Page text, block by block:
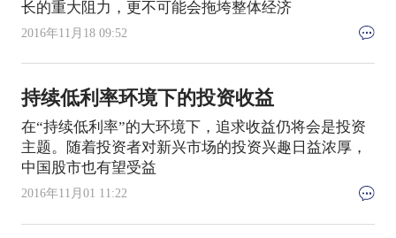
长的重大阻力，更不可能会拖垮整体经济
2016年11月18 09:52
持续低利率环境下的投资收益
在“持续低利率”的大环境下，追求收益仍将会是投资
主题。随着投资者对新兴市场的投资兴趣日益浓厚，
中国股市也有望受益
2016年11月01 11:22